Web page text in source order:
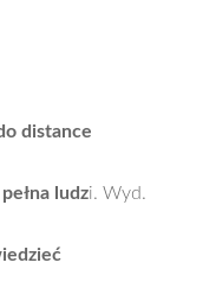
distance
ludzi. Wyd.